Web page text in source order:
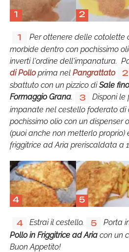
1 2
1
Per ottenere delle cotolette
morbide dentro con pochissimo
inverti l'ordine dell'impanatura.
di Polloprima nel Pangrattato 2
sbattuto con un pizzico diSale fino
Formaggio Grana. 3
Disponi le
impanate nel cestello foderato
pochissimo olio con un dispenser
(puoi anche non metterlo
friggitrice ad Aria preriscaldata a
4 5
4 Estrai il cestello. 5 Porta
Pollo in Friggitrice ad Aria con un
Buon Appetito!